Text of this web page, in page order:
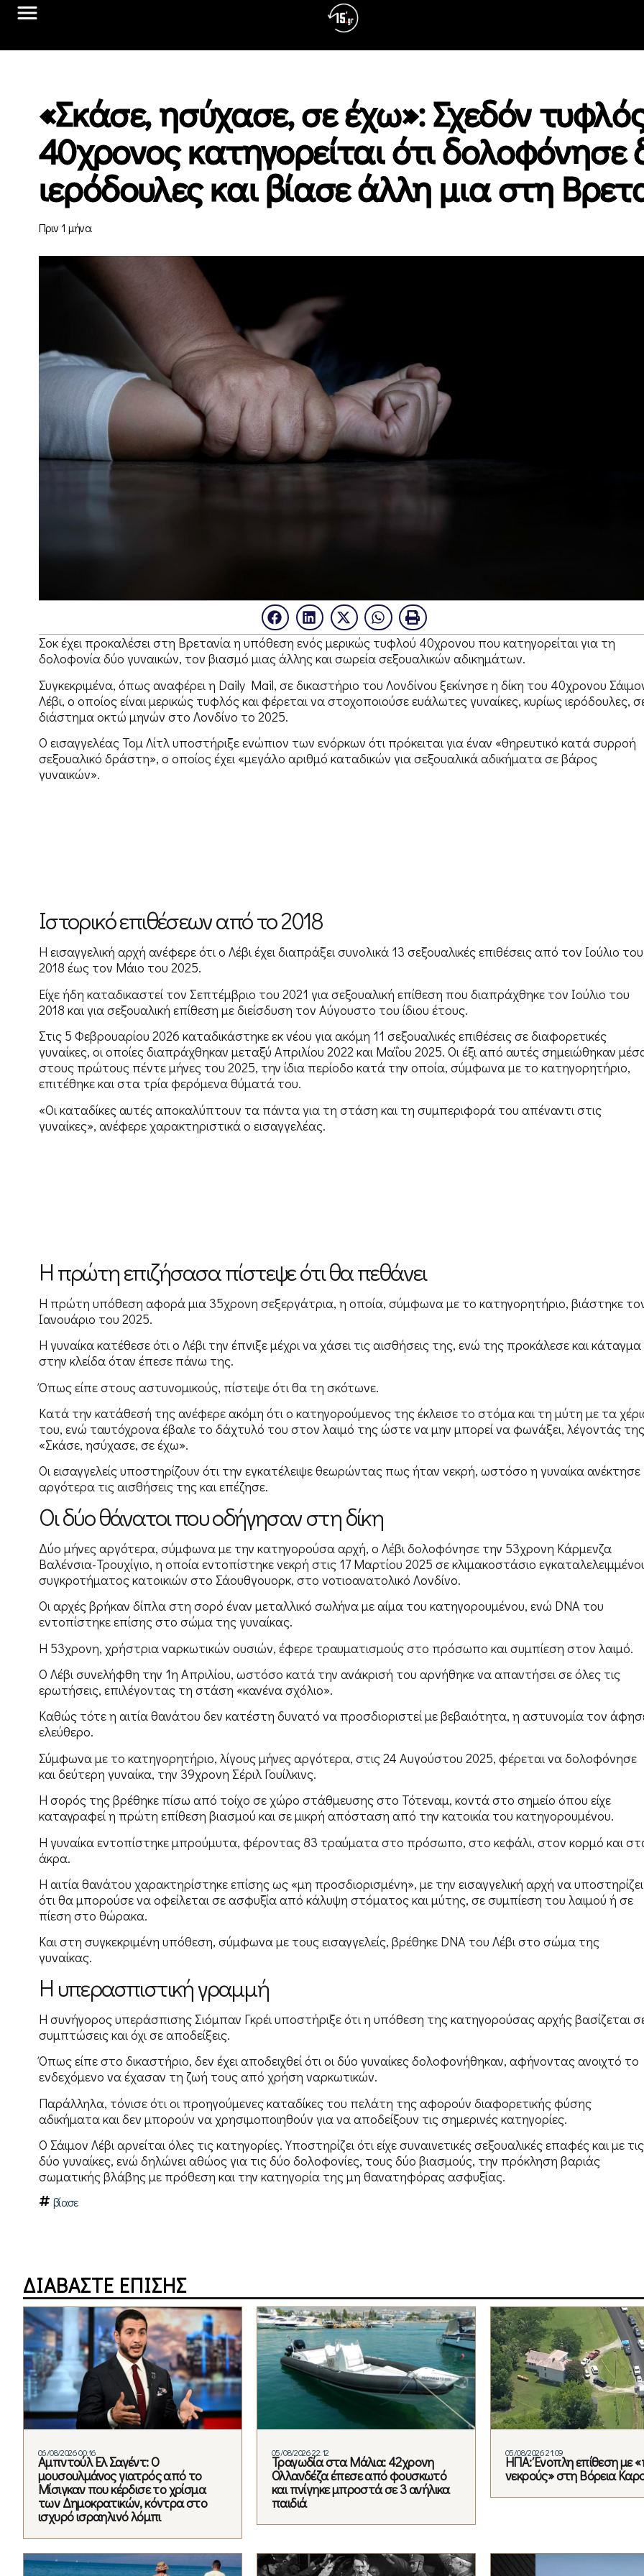
«Σκάσε, ησύχασε, σε έχω»: Σχεδόν
40χρονος κατηγορείται ότι δολοφόνησε
ιερόδουλες και βίασε άλλη μια στη
Πριν 1 μήνα
Σοκ έχει προκαλέσει στη Βρετανία η υπόθεση ενός μερικώς τυφλού 40χρονου που κατηγορείται για τη
δολοφονία δύο γυναικών, τον βιασμό μιας άλλης και σωρεία σεξουαλικών αδικημάτων.
Συγκεκριμένα, όπως αναφέρει η Daily Mail, σε δικαστήριο του Λονδίνου ξεκίνησε η δίκη του 40χρονου
Λέβι, ο οποίος είναι μερικώς τυφλός και φέρεται να στοχοποιούσε ευάλωτες γυναίκες, κυρίως ιερόδουλες,
διάστημα οκτώ μηνών στο Λονδίνο το 2025.
Ο εισαγγελέας Τομ Λίτλ υποστήριξε ενώπιον των ενόρκων ότι πρόκειται για έναν «θηρευτικό κατά συρροή
σεξουαλικό δράστη», ο οποίος έχει «μεγάλο αριθμό καταδικών για σεξουαλικά αδικήματα σε βάρος
γυναικών».
Ιστορικό επιθέσεων από το 2018
Η εισαγγελική αρχή ανέφερε ότι ο Λέβι έχει διαπράξει συνολικά 13 σεξουαλικές επιθέσεις από τον Ιούλιο του
2018 έως τον Μάιο του 2025.
Είχε ήδη καταδικαστεί τον Σεπτέμβριο του 2021 για σεξουαλική επίθεση που διαπράχθηκε τον Ιούλιο του
2018 και για σεξουαλική επίθεση με διείσδυση τον Αύγουστο του ίδιου έτους.
Στις 5 Φεβρουαρίου 2026 καταδικάστηκε εκ νέου για ακόμη 11 σεξουαλικές επιθέσεις σε διαφορετικές
γυναίκες, οι οποίες διαπράχθηκαν μεταξύ Απριλίου 2022 και Μαΐου 2025. Οι έξι από αυτές σημειώθηκαν
στους πρώτους πέντε μήνες του 2025, την ίδια περίοδο κατά την οποία, σύμφωνα με το κατηγορητήριο,
επιτέθηκε και στα τρία φερόμενα θύματά του.
«Οι καταδίκες αυτές αποκαλύπτουν τα πάντα για τη στάση και τη συμπεριφορά του απέναντι στις
γυναίκες», ανέφερε χαρακτηριστικά ο εισαγγελέας.
Η πρώτη επιζήσασα πίστεψε ότι θα πεθάνει
Η πρώτη υπόθεση αφορά μια 35χρονη σεξεργάτρια, η οποία, σύμφωνα με το κατηγορητήριο, βιάστηκε
Ιανουάριο του 2025.
Η γυναίκα κατέθεσε ότι ο Λέβι την έπνιξε μέχρι να χάσει τις αισθήσεις της, ενώ της προκάλεσε και κάταγμα
στην κλείδα όταν έπεσε πάνω της.
Όπως είπε στους αστυνομικούς, πίστεψε ότι θα τη σκότωνε.
Κατά την κατάθεσή της ανέφερε ακόμη ότι ο κατηγορούμενος της έκλεισε το στόμα και τη μύτη με τα
του, ενώ ταυτόχρονα έβαλε το δάχτυλό του στον λαιμό της ώστε να μην μπορεί να φωνάξει, λέγοντάς
«Σκάσε, ησύχασε, σε έχω».
Οι εισαγγελείς υποστηρίζουν ότι την εγκατέλειψε θεωρώντας πως ήταν νεκρή, ωστόσο η γυναίκα ανέκτησε
αργότερα τις αισθήσεις της και επέζησε.
Οι δύο θάνατοι που οδήγησαν στη δίκη
Δύο μήνες αργότερα, σύμφωνα με την κατηγορούσα αρχή, ο Λέβι δολοφόνησε την 53χρονη Κάρμενζα
Βαλένσια-Τρουχίγιο, η οποία εντοπίστηκε νεκρή στις 17 Μαρτίου 2025 σε κλιμακοστάσιο
συγκροτήματος κατοικιών στο Σάουθγουορκ, στο νοτιοανατολικό Λονδίνο.
Οι αρχές βρήκαν δίπλα στη σορό έναν μεταλλικό σωλήνα με αίμα του κατηγορουμένου, ενώ DNA του
εντοπίστηκε επίσης στο σώμα της γυναίκας.
Η 53χρονη, χρήστρια ναρκωτικών ουσιών, έφερε τραυματισμούς στο πρόσωπο και συμπίεση στον λαιμό.
Ο Λέβι συνελήφθη την 1η Απριλίου, ωστόσο κατά την ανάκρισή του αρνήθηκε να απαντήσει σε όλες τις
ερωτήσεις, επιλέγοντας τη στάση «κανένα σχόλιο».
Καθώς τότε η αιτία θανάτου δεν κατέστη δυνατό να προσδιοριστεί με βεβαιότητα, η αστυνομία τον
ελεύθερο.
Σύμφωνα με το κατηγορητήριο, λίγους μήνες αργότερα, στις 24 Αυγούστου 2025, φέρεται να δολοφόνησε
και δεύτερη γυναίκα, την 39χρονη Σέριλ Γουίλκινς.
Η σορός της βρέθηκε πίσω από τοίχο σε χώρο στάθμευσης στο Τότεναμ, κοντά στο σημείο όπου είχε
καταγραφεί η πρώτη επίθεση βιασμού και σε μικρή απόσταση από την κατοικία του κατηγορουμένου.
Η γυναίκα εντοπίστηκε μπρούμυτα, φέροντας 83 τραύματα στο πρόσωπο, στο κεφάλι, στον κορμό και
άκρα.
Η αιτία θανάτου χαρακτηρίστηκε επίσης ως «μη προσδιορισμένη», με την εισαγγελική αρχή να υποστηρίζει
ότι θα μπορούσε να οφείλεται σε ασφυξία από κάλυψη στόματος και μύτης, σε συμπίεση του λαιμού ή σε
πίεση στο θώρακα.
Και στη συγκεκριμένη υπόθεση, σύμφωνα με τους εισαγγελείς, βρέθηκε DNA του Λέβι στο σώμα της
γυναίκας.
Η υπερασπιστική γραμμή
Η συνήγορος υπεράσπισης Σιόμπαν Γκρέι υποστήριξε ότι η υπόθεση της κατηγορούσας αρχής βασίζεται
συμπτώσεις και όχι σε αποδείξεις.
Όπως είπε στο δικαστήριο, δεν έχει αποδειχθεί ότι οι δύο γυναίκες δολοφονήθηκαν, αφήνοντας ανοιχτό το
ενδεχόμενο να έχασαν τη ζωή τους από χρήση ναρκωτικών.
Παράλληλα, τόνισε ότι οι προηγούμενες καταδίκες του πελάτη της αφορούν διαφορετικής φύσης
αδικήματα και δεν μπορούν να χρησιμοποιηθούν για να αποδείξουν τις σημερινές κατηγορίες.
Ο Σάιμον Λέβι αρνείται όλες τις κατηγορίες. Υποστηρίζει ότι είχε συναινετικές σεξουαλικές επαφές και με τις
δύο γυναίκες, ενώ δηλώνει αθώος για τις δύο δολοφονίες, τους δύο βιασμούς, την πρόκληση βαριάς
σωματικής βλάβης με πρόθεση και την κατηγορία της μη θανατηφόρας ασφυξίας.
βίασε
ΔΙΑΒΑΣΤΕ ΕΠΙΣΗΣ
06/08/2026 00:16
Αμπντούλ Ελ Σαγέντ: Ο
μουσουλμάνος γιατρός από το
Μίσιγκαν που κέρδισε το χρίσμα
των Δημοκρατικών, κόντρα στο
ισχυρό ισραηλινό λόμπι
05/08/2026 22:12
Τραγωδία στα Μάλια: 42χρονη
Ολλανδέζα έπεσε από φουσκωτό
και πνίγηκε μπροστά σε 3 ανήλικα
παιδιά
05/08/2026 21:09
ΗΠΑ: Ένοπλη επίθεση με
νεκρούς» στη Βόρεια